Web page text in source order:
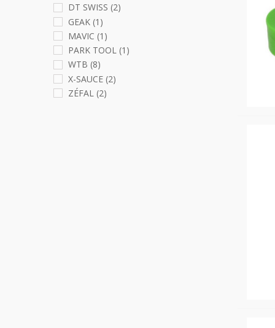
DT SWISS (2)
GEAK (1)
MAVIC (1)
PARK TOOL (1)
WTB (8)
X-SAUCE (2)
ZÉFAL (2)